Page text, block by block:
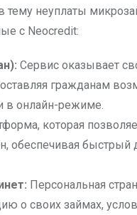
неуплаты
с Neocredit:
Сервис оказывает
гражданам
в онлайн-режиме.
которая
обеспечивая быстрый
Персональная
о своих займах,